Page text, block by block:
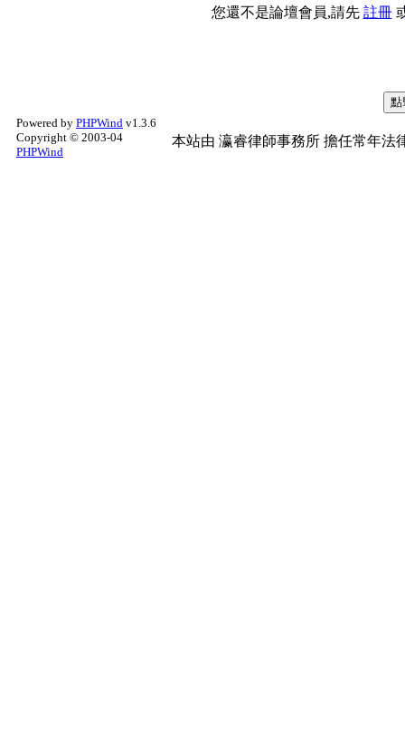
您還不是論壇會員,請先 註冊
Powered by PHPWind v1.3.6
Copyright © 2003-04
PHPWind
本站由 瀛睿律師事務所 擔任常年法